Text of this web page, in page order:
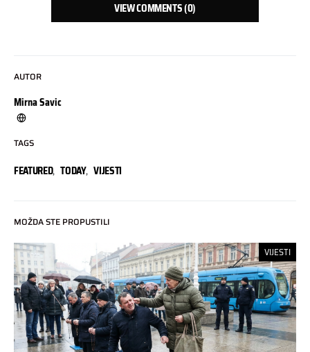
AUTOR
Mirna Savic
TAGS
FEATURED, TODAY, VIJESTI
VIEW COMMENTS (0)
MOŽDA STE PROPUSTILI
VIJESTI